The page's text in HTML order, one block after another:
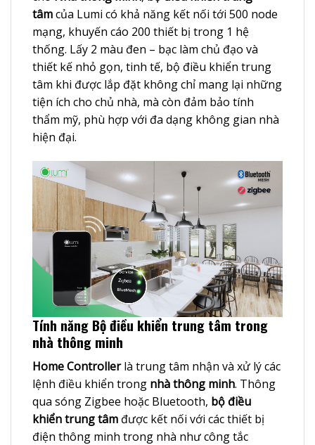
tâmcủa Lumi có khả năng kết nối tới 500 node
mạng, khuyến cáo 200 thiết bị trong 1 hệ
thống. Lấy 2 màu đen – bạc làm chủ đạo và
thiết kế nhỏ gọn, tinh tế, bộ điều khiển trung
tâm khi được lắp đặt không chỉ mang lại những
tiện ích cho chủ nhà, mà còn đảm bảo tính
thẩm mỹ, phù hợp với đa dạng không gian nhà
hiện đại.
Tính năng Bộ điều khiển trung tâm trong
nhà thông minh
Home Controllerlà trung tâm nhận và xử lý các
lệnh điều khiển trong nhà thông minh. Thông
qua sóng Zigbee hoặc Bluetooth, bộ điều
khiển trung tâm được kết nối với cácthiết bị
điện thông minh trong nhà như công tắc